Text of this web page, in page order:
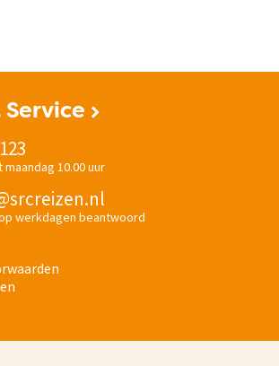
10.00 uur
werkdagen beantwoord